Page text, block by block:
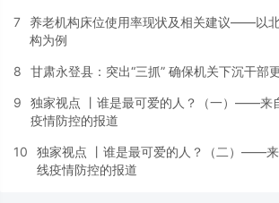
7
养老机构床位使用率现状及相关建议——以
构为例
8 甘肃永登县：突出“三抓” 确保机关下沉干部
9
独家视点 丨谁是最可爱的人？（一）——来
疫情防控的报道
10
独家视点 丨谁是最可爱的人？（二）——
线疫情防控的报道